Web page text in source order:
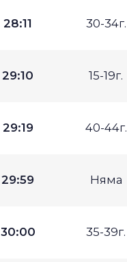
28:11 30-34г.
29:10 15-19г.
29:19 40-44г.
29:59 Няма
30:00 35-39г.